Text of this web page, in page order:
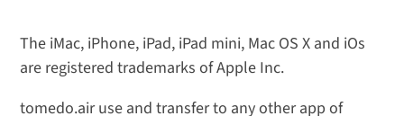
The iMac, iPhone, iPad, iPad mini, Mac OS X and iOs
are registered trademarks of Apple Inc.
tomedo.air use and transfer to any other app of